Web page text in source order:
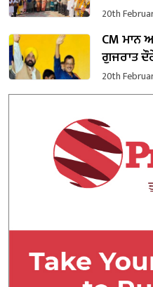
20th
CM ਮਾਨ
ਗੁਜਰਾਤ
20th